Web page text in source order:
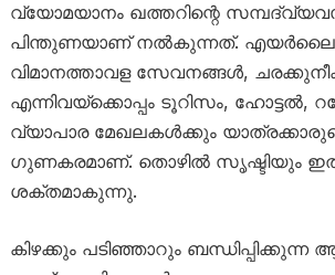
വ്യോമയാനം ഖത്തറിന്റെ
പിന്തുണയാണ് നൽകുന്നത്.
വിമാനത്താവള സേവനങ്ങൾ,
എന്നിവയ്ക്കൊപ്പം ടൂറിസം, ഹോട്ടൽ,
വ്യാപാര മേഖലകൾക്കും
ഗുണകരമാണ്. തൊഴിൽ സൃഷ്ടിയും
ശക്തമാകുന്നു.
കിഴക്കും പടിഞ്ഞാറും